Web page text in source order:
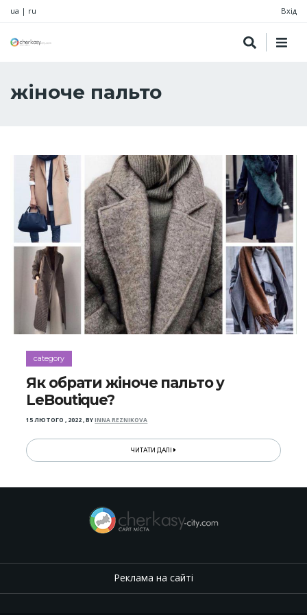
ua | ru Вхід
жіноче пальто
category
Як обрати жіноче пальто у
LeBoutique?
15 ЛЮТОГО , 2022,BYINNA REZNIKOVA
ЧИТАТИ ДАЛІ
Реклама на сайті